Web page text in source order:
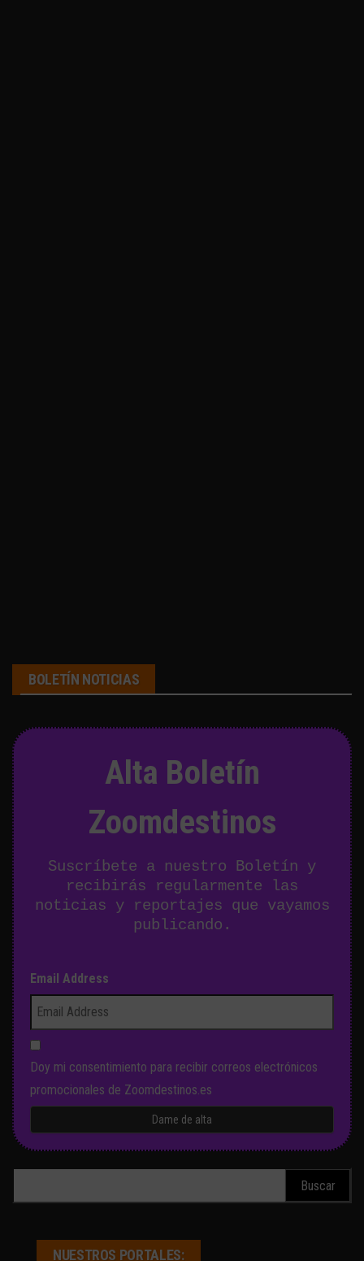
BOLETÍN NOTICIAS
Alta Boletín
Zoomdestinos
Suscríbete a nuestro Boletín y
recibirás regularmente las
noticias y reportajes que vayamos
publicando.
Email Address
Doy mi consentimiento para recibir correos electrónicos
promocionales de Zoomdestinos.es
NUESTROS PORTALES: